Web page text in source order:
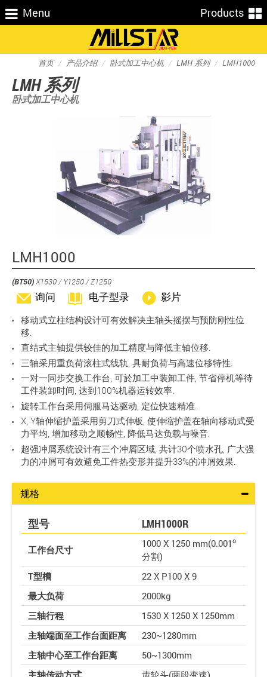
Menu Products
首页 产品介绍 卧式加工中心机 LMH 系列 LMH1000
LMH 系列
卧式加工中心机
LMH1000
(BT50)X1530 / Y1250 / Z1250
询问 电子型录 影片
移动式立柱结构设计可有效解决主轴头摇摆与预防刚性位
移.
直结式主轴提供较佳的加工精度与降低主轴位移.
三轴采用重负荷滚柱式线轨, 具耐负荷与高速位移特性.
一对一同步交换工作台, 可於加工中装卸工件, 节省停机等待
工件装卸时间, 达到100%机器运转效率.
旋转工作台采用伺服马达驱动, 定位快速精准.
X, Y轴伸缩护盖采用剪刀式伸板, 使伸缩护盖在轴向移动式受
力平均, 增加移动之顺畅性, 降低马达负载与噪音.
超强冲屑系统设计有三个冲屑区域, 共计30个喷水孔, 广大强
力的冲屑可有效避免工件热变形并提升33%的冲屑效果.
规格
型号 LMH1000R
工作台尺寸
1000 X 1250 mm(0.001 o
分割)
T型槽
22 X P100 X 9
最大负荷
2000kg
三轴行程
1530 X 1250 X 1250mm
主轴端面至工作台面距离
230~1280mm
主轴中心至工作台距离
50~1300mm
主轴传动方式
齿轮头(两段变速)